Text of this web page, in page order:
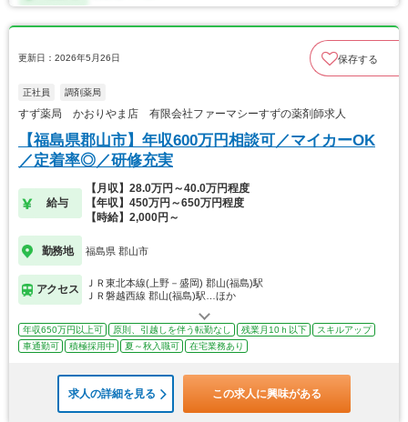
更新日：2026年5月26日 保存する
正社員 調剤薬局
すず薬局 かおりやま店 有限会社ファーマシーすずの薬剤師求人
【福島県郡山市】年収600万円相談可／マイカーOK
／定着率◎／研修充実
給与
【月収】28.0万円～40.0万円程度
【年収】450万円～650万円程度
【時給】2,000円～
勤務地 福島県 郡山市
アクセス
ＪＲ東北本線(上野－盛岡) 郡山(福島)駅
ＪＲ磐越西線 郡山(福島)駅…ほか
年収650万円以上可 原則、引越しを伴う転勤なし 残業月10ｈ以下
スキルアップ
車通勤可
積極採用中 夏～秋入職可 在宅業務あり
求人の詳細を見る この求人に興味がある